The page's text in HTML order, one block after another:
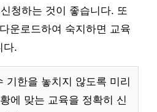
청하는 것이 좋습니다. 또
운로드하여 숙지하면 교육
다.
기한을 놓치지 않도록 미리
에 맞는 교육을 정확히 신